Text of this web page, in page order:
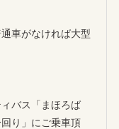
車がなければ大型
バス「まほろば
り」にご乗車頂